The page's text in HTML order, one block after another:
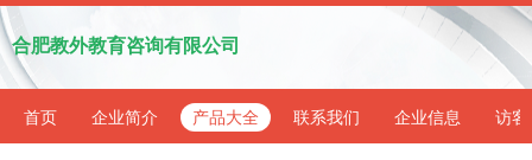
合肥教外教育咨询有限公司
首页 企业简介 产品大全 联系我们 企业信息 访客